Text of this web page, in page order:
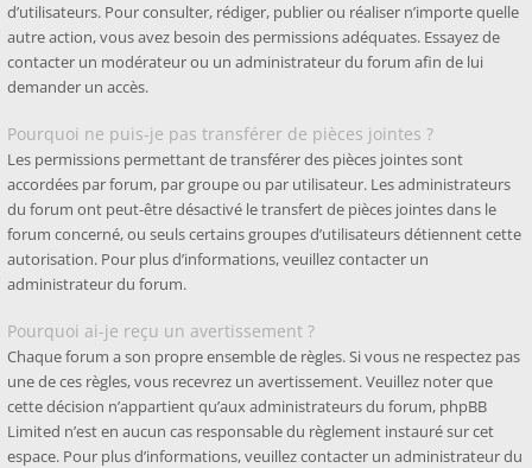
d’utilisateurs. Pour consulter, rédiger, publier ou réaliser n’importe quelle
autre action, vous avez besoin des permissions adéquates. Essayez de
contacter un modérateur ou un administrateur du forum afin de lui
demander un accès.
Pourquoi ne puis-je pas transférer de pièces jointes ?
Les permissions permettant de transférer des pièces jointes sont
accordées par forum, par groupe ou par utilisateur. Les administrateurs
du forum ont peut-être désactivé le transfert de pièces jointes dans le
forum concerné, ou seuls certains groupes d’utilisateurs détiennent cette
autorisation. Pour plus d’informations, veuillez contacter un
administrateur du forum.
Pourquoi ai-je reçu un avertissement ?
Chaque forum a son propre ensemble de règles. Si vous ne respectez pas
une de ces règles, vous recevrez un avertissement. Veuillez noter que
cette décision n’appartient qu’aux administrateurs du forum, phpBB
Limited n’est en aucun cas responsable du règlement instauré sur cet
espace. Pour plus d’informations, veuillez contacter un administrateur du